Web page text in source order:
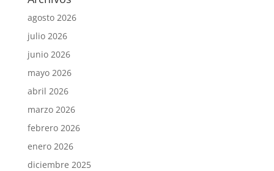
agosto 2026
julio 2026
junio 2026
mayo 2026
abril 2026
marzo 2026
febrero 2026
enero 2026
diciembre 2025